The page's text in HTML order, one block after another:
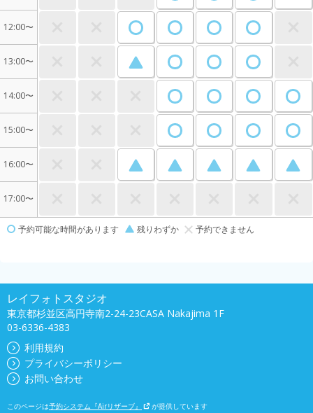
12:00〜
13:00〜
14:00〜
15:00〜
16:00〜
17:00〜
予約可能な時間があります 残りわずか 予約できません
レイフォトスタジオ
東京都杉並区高円寺南2-24-23CASA Nakajima 1F
03-6336-4383
利用規約
プライバシーポリシー
お問い合わせ
このページは予約システム『Airリザーブ』 が提供しています